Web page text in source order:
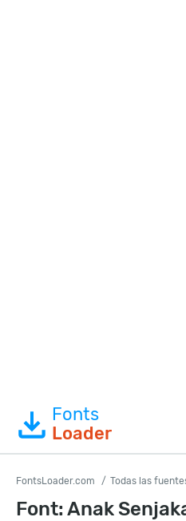
Fonts
Loader
FontsLoader.com Todas las
Font: Anak